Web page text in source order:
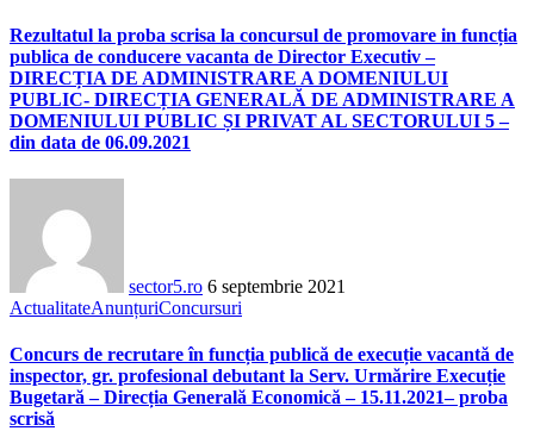
Rezultatul la proba scrisa la concursul de promovare in funcția
publica de conducere vacanta de Director Executiv –
DIRECȚIA DE ADMINISTRARE A DOMENIULUI
PUBLIC- DIRECȚIA GENERALĂ DE ADMINISTRARE A
DOMENIULUI PUBLIC ȘI PRIVAT AL SECTORULUI 5 –
din data de 06.09.2021
sector5.ro 6 septembrie 2021
ActualitateAnunțuriConcursuri
Concurs de recrutare în funcția publică de execuție vacantă de
inspector, gr. profesional debutant la Serv. Urmărire Execuție
Bugetară – Direcția Generală Economică – 15.11.2021– proba
scrisă